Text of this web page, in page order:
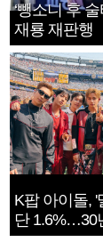
‘뺑소니 후
재룡 재판행
K팝 아이돌, '
단 1.6%…30
1182개팀 전